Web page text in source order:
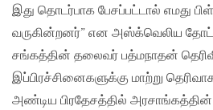
இது தொடர்பாக பேசப்பட்டால் எமது
வருகின்றனர்” என அஸ்க்வெலிய தோட்ட
சங்கத்தின் தலைவர் பத்மநாதன்
இப்பிரச்சினைகளுக்கு மாற்று
அண்டிய பிரதேசத்தில் அரசாங்கத்தின்